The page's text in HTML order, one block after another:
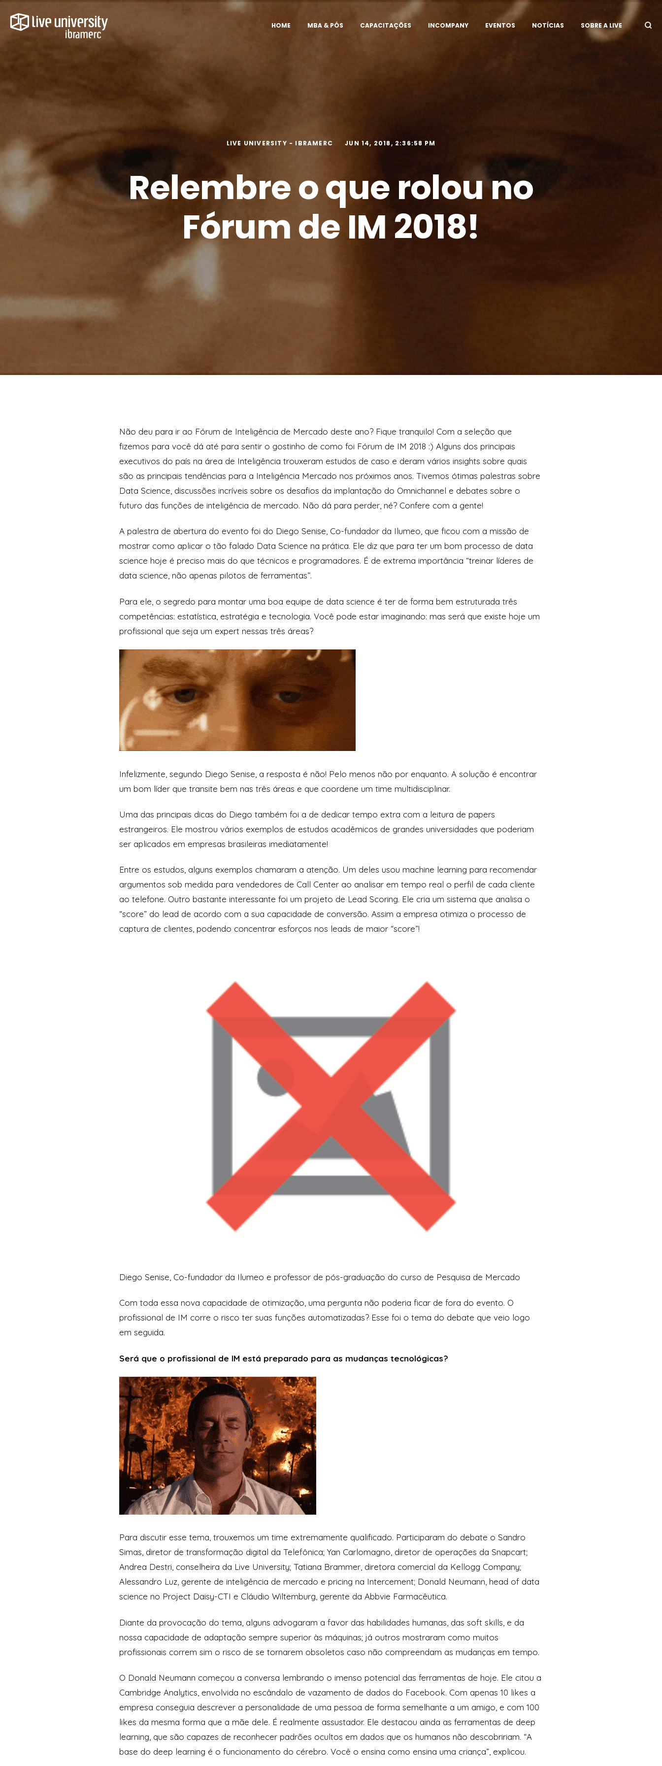
HOME MBA & PÓS CAPACITAÇÕES INCOMPANY EVENTOS NOTÍCIAS SOBRE A LIVE
LIVE UNIVERSITY - IBRAMERC JUN 14, 2018, 2:36:58 PM
Relembre o que rolou no
Fórum de IM 2018!
Não deu para ir ao Fórum de Inteligência de Mercado deste ano? Fique tranquilo! Com a seleção que
fizemos para você dá até para sentir o gostinho de como foi Fórum de IM 2018 :) Alguns dos principais
executivos do país na área de Inteligência trouxeram estudos de caso e deram vários insights sobre quais
são as principais tendências para a Inteligência Mercado nos próximos anos. Tivemos ótimas palestras sobre
Data Science, discussões incríveis sobre os desafios da implantação do Omnichannel e debates sobre o
futuro das funções de inteligência de mercado. Não dá para perder, né? Confere com a gente!
A palestra de abertura do evento foi do Diego Senise, Co-fundador da Ilumeo, que ficou com a missão de
mostrar como aplicar o tão falado Data Science na prática. Ele diz que para ter um bom processo de data
science hoje é preciso mais do que técnicos e programadores. É de extrema importância “treinar líderes de
data science, não apenas pilotos de ferramentas”.
Para ele, o segredo para montar uma boa equipe de data science é ter de forma bem estruturada três
competências: estatística, estratégia e tecnologia. Você pode estar imaginando: mas será que existe hoje um
profissional que seja um expert nessas três áreas?
Infelizmente, segundo Diego Senise, a resposta é não! Pelo menos não por enquanto. A solução é encontrar
um bom líder que transite bem nas três áreas e que coordene um time multidisciplinar.
Uma das principais dicas do Diego também foi a de dedicar tempo extra com a leitura de papers
estrangeiros. Ele mostrou vários exemplos de estudos acadêmicos de grandes universidades que poderiam
ser aplicados em empresas brasileiras imediatamente!
Entre os estudos, alguns exemplos chamaram a atenção. Um deles usou machine learning para recomendar
argumentos sob medida para vendedores de Call Center ao analisar em tempo real o perfil de cada cliente
ao telefone. Outro bastante interessante foi um projeto de Lead Scoring. Ele cria um sistema que analisa o
“score” do lead de acordo com a sua capacidade de conversão. Assim a empresa otimiza o processo de
captura de clientes, podendo concentrar esforços nos leads de maior “score”!
Diego Senise, Co-fundador da Ilumeo e professor de pós-graduação do curso de Pesquisa de Mercado
Com toda essa nova capacidade de otimização, uma pergunta não poderia ficar de fora do evento. O
profissional de IM corre o risco ter suas funções automatizadas? Esse foi o tema do debate que veio logo
em seguida.
Será que o profissional de IM está preparado para as mudanças tecnológicas?
Para discutir esse tema, trouxemos um time extremamente qualificado. Participaram do debate o Sandro
Simas, diretor de transformação digital da Telefônica; Yan Carlomagno, diretor de operações da Snapcart;
Andrea Destri, conselheira da Live University; Tatiana Brammer, diretora comercial da Kellogg Company;
Alessandro Luz, gerente de inteligência de mercado e pricing na Intercement; Donald Neumann, head of data
science no Project Daisy-CTI e Cláudio Wiltemburg, gerente da Abbvie Farmacêutica.
Diante da provocação do tema, alguns advogaram a favor das habilidades humanas, das soft skills, e da
nossa capacidade de adaptação sempre superior às máquinas; já outros mostraram como muitos
profissionais correm sim o risco de se tornarem obsoletos caso não compreendam as mudanças em tempo.
O Donald Neumann começou a conversa lembrando o imenso potencial das ferramentas de hoje. Ele citou a
Cambridge Analytics, envolvida no escândalo de vazamento de dados do Facebook. Com apenas 10 likes a
empresa conseguia descrever a personalidade de uma pessoa de forma semelhante a um amigo, e com 100
likes da mesma forma que a mãe dele. É realmente assustador. Ele destacou ainda as ferramentas de deep
learning, que são capazes de reconhecer padrões ocultos em dados que os humanos não descobririam. “A
base do deep learning é o funcionamento do cérebro. Você o ensina como ensina uma criança”, explicou.